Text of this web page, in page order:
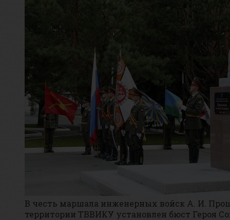
В честь маршала инженерных войск А. И.
территории ТВВИКУ установлен бюст Героя